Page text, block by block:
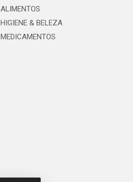
ALIMENTOS
HIGIENE & BELEZA
MEDICAMENTOS